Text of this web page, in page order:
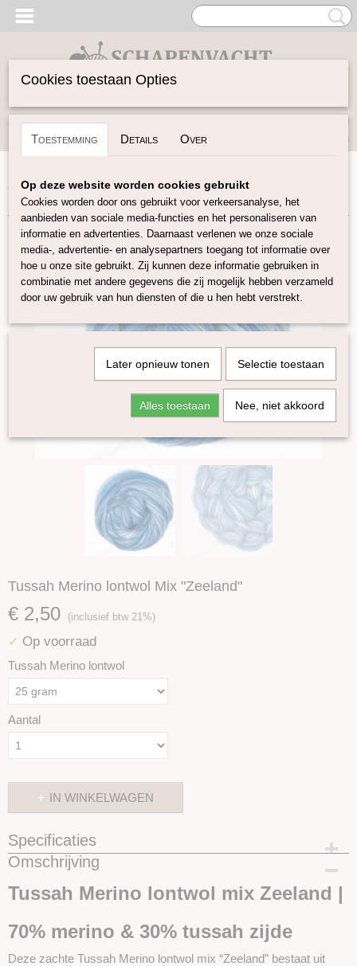
Inloggen Registreren
(0)
Home>Vilten>Kleuren-sets>Tussah zijde Merino mix
Tussah Merino lontwol Mix "Zeeland"
Tussah Merino lontwol Mix "Zeeland"
€ 2,50 (inclusief btw 21%)
✓ Op voorraad
Tussah Merino lontwol
Aantal
IN WINKELWAGEN
Specificaties
Productcode
Omschrijving
Tussah Merino lontwol mix Zeeland |
70% merino & 30% tussah zijde
Deze zachte Tussah Merino lontwol mix “Zeeland” bestaat uit
Cookies toestaan Opties
Toestemming Details Over
Op deze website worden cookies gebruikt
Cookies worden door ons gebruikt voor verkeersanalyse, het
aanbieden van sociale media-functies en het personaliseren van
informatie en advertenties. Daarnaast verlenen we onze sociale
media-, advertentie- en analysepartners toegang tot informatie over
hoe u onze site gebruikt. Zij kunnen deze informatie gebruiken in
combinatie met andere gegevens die zij mogelijk hebben verzameld
door uw gebruik van hun diensten of die u hen hebt verstrekt.
Later opnieuw tonen Selectie toestaan
Alles toestaan Nee, niet akkoord